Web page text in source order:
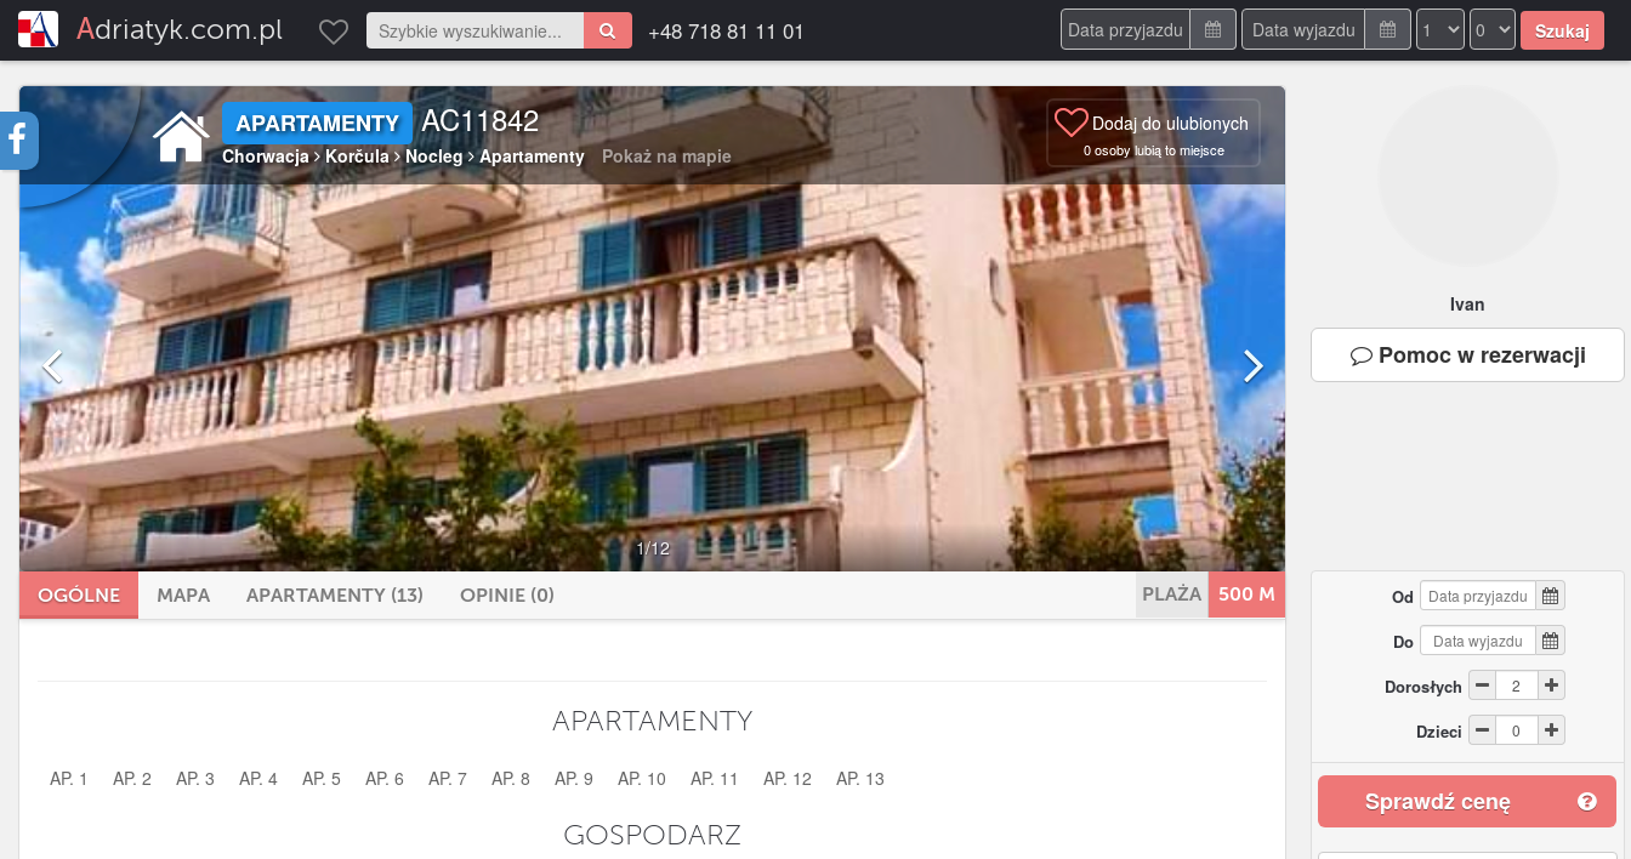
Adriatyk.com.pl +48 718 81 11 01 Szukaj
Od
Do
Dorosłych
Dzieci
Sprawdź cenę
APARTAMENTY AC11842
Chorwacja Korčula Nocleg Apartamenty Pokaż na mapie
Dodaj do ulubionych
0osoby lubią to miejsce
1/12
OGÓLNE MAPA APARTAMENTY (13) OPINIE (0) 500 M
PLAŻA
APARTAMENTY
AP. 1 AP. 2 AP. 3 AP. 4 AP. 5 AP. 6 AP. 7 AP. 8 AP. 9 AP. 10 AP. 11 AP. 12 AP. 13
GOSPODARZ
Ivan
Pomocw rezerwacji